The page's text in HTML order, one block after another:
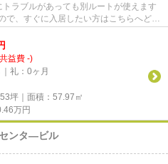
ラブルがあっても別ルートが使えます
、すぐに入居したい方はこちらへどう
益費 -)
礼：0ヶ月
坪｜面積：57.97㎡
万円
ンタ―ビル